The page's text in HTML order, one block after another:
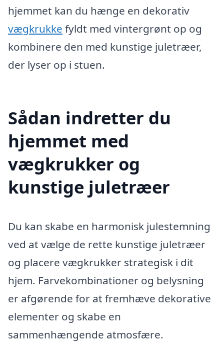
hjemmet kan du hænge en dekorativ
vægkrukke fyldt med vintergrønt op og
kombinere den med kunstige juletræer,
der lyser op i stuen.
Sådan indretter du
hjemmet med
vægkrukker og
kunstige juletræer
Du kan skabe en harmonisk julestemning
ved at vælge de rette kunstige juletræer
og placere vægkrukker strategisk i dit
hjem. Farvekombinationer og belysning
er afgørende for at fremhæve dekorative
elementer og skabe en
sammenhængende atmosfære.